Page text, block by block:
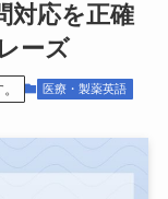
対応を正確
ーズ
医療・製薬英語